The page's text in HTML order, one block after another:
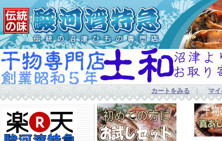
カートをみる ｜ マ